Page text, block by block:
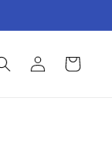
LoginKeranjang